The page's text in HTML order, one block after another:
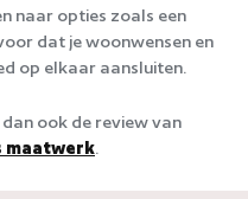
naar opties zoals een
dat je woonwensen en
op elkaar aansluiten.
ook de review van
maatwerk